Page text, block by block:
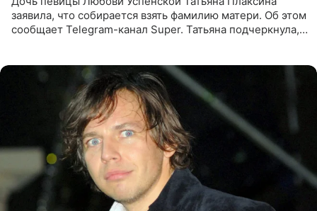
заявила, что собирается взять фамилию матери. Об этом
сообщает Telegram-канал Super. Татьяна подчеркнула,